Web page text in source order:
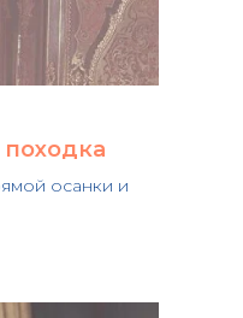
осанки и